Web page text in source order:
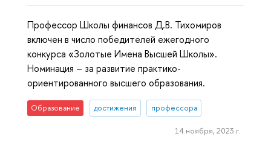
Профессор Школы финансов Д.В. Тихомиров
включен в число победителей ежегодного
конкурса «Золотые Имена Высшей Школы».
Номинация – за развитие практико-
ориентированного высшего образования.
Образование достижения профессора
14 ноября, 2023 г.